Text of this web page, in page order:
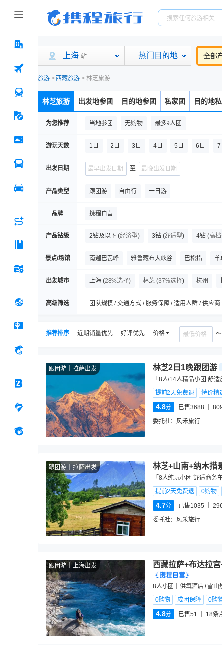
上海 站 热门目的地 全部
旅游 > 西藏旅游 > 林芝旅游
林芝旅游 出发地参团 目的地参团 私家团 目的地
为您推荐 当地参团 无购物 最多9人团
游玩天数 1日 2日 3日 4日 5日 6日 7
14日 15日及以上
出发日期 至
产品类型 跟团游 自由行 一日游
品牌 携程自营
产品钻级 2钻及以下 (经济型) 3钻 (舒适型) 4钻 (高
景点/场馆 南迦巴瓦峰 雅鲁藏布大峡谷 巴松措 羊
索松村 卡定沟景区 鲁朗林海 措宗贡巴
出发城市 上海 (28%选择) 林芝 (37%选择) 杭州
高级筛选 团队规模 / 交通方式 / 服务保障 / 适用人群 / 供应商
推荐排序 近期销量优先 好评优先 价格
跟团游 拉萨出发 林芝2日1晚跟团游
「8人/14人精品小团 舒
提前2天免费退
特价精
4.8分 已售3688
委托社： 风禾旅行
跟团游 拉萨出发 林芝+山南+纳木措
「8人纯玩小团 舒适商务
提前2天免费退
0购物
4.7分 已售1035
委托社： 风禾旅行
跟团游 上海出发 西藏拉萨+布达拉
8人小团丨供氧酒店+雪山
0购物
成团保障 0购
4.8分 已售51 18条